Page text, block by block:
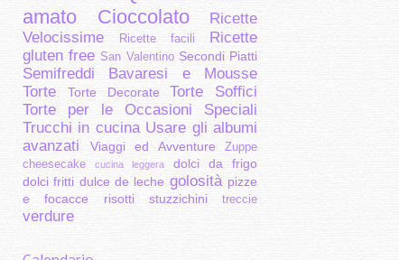
amato Cioccolato
Ricette
Velocissime
Ricette facili
Ricette
gluten free San Valentino Secondi Piatti
Semifreddi Bavaresi e Mousse
Torte
Torte Decorate
Torte Soffici
Torte per le Occasioni Speciali
Trucchi in cucina Usare gli albumi
avanzati
Viaggi ed Avventure
Zuppe
cheesecake
cucina leggera
dolci da frigo
dolci fritti dulce de leche golosità pizze
e focacce
risotti stuzzichini treccie
verdure